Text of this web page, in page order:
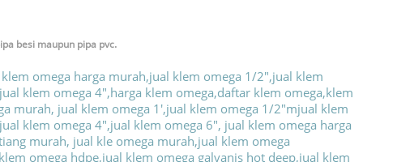
besi maupun pipa pvc.